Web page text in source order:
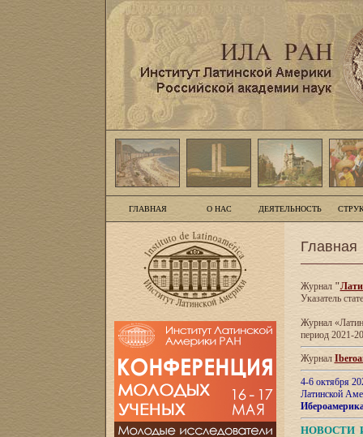
ГЛАВНАЯ О НАС ДЕЯТЕЛЬНОСТЬ
Главная
Журнал"
Указатель
Журнал
период 2021-
Журнал
4-6 октября
Латинской
НОВОСТИ